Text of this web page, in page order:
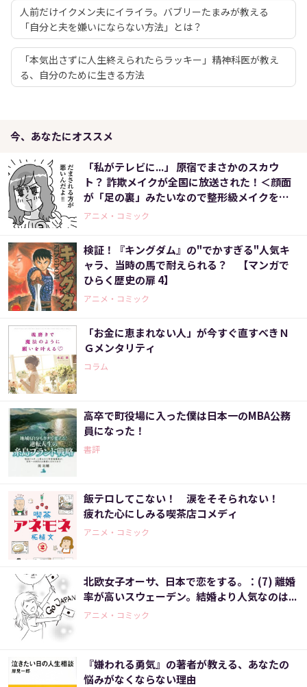
人前だけイクメン夫にイライラ。バブリーたまみが教える
「自分と夫を嫌いにならない方法」とは？
「本気出さずに人生終えられたらラッキー」精神科医が教え
る、自分のために生きる方法
今、あなたにオススメ
「私がテレビに...」 原宿でまさかのスカウ
ト？ 詐欺メイクが全国に放送された！＜顔面
が「足の裏」みたいなので整形級メイクを仕
事にしました（10）＞
アニメ・コミック
検証！『キングダム』の"でかすぎる"人気キ
ャラ、当時の馬で耐えられる？ 【マンガで
ひらく歴史の扉 4】
アニメ・コミック
「お金に恵まれない人」が今すぐ直すべきＮ
Ｇメンタリティ
コラム
高卒で町役場に入った僕は日本一のMBA公務
員になった！
書評
飯テロしてこない！ 涙をそそられない！
疲れた心にしみる喫茶店コメディ
アニメ・コミック
北欧女子オーサ、日本で恋をする。：(7) 離婚
率が高いスウェーデン。結婚より人気なのは...
アニメ・コミック
『嫌われる勇気』の著者が教える、あなたの
悩みがなくならない理由